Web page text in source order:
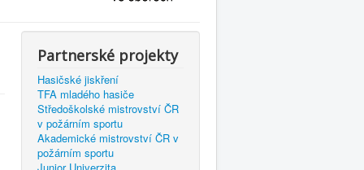
Partnerské projekty
Hasičské jiskření
TFA mladého hasiče
Středoškolské mistrovství ČR
v požárním sportu
Akademické mistrovství ČR v
požárním sportu